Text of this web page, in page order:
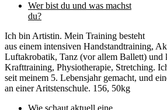
Wer bist du und was machst
du?
Ich bin Artistin. Mein Training besteht
aus einem intensiven Handstandtraining,
Luftakrobatik, Tanz (vor allem Ballett) und
Krafttraining, Physiotherapie, Stretching.
seit meinem 5. Lebensjahr gemacht, und
an einer Aritstenschule. 156, 50kg